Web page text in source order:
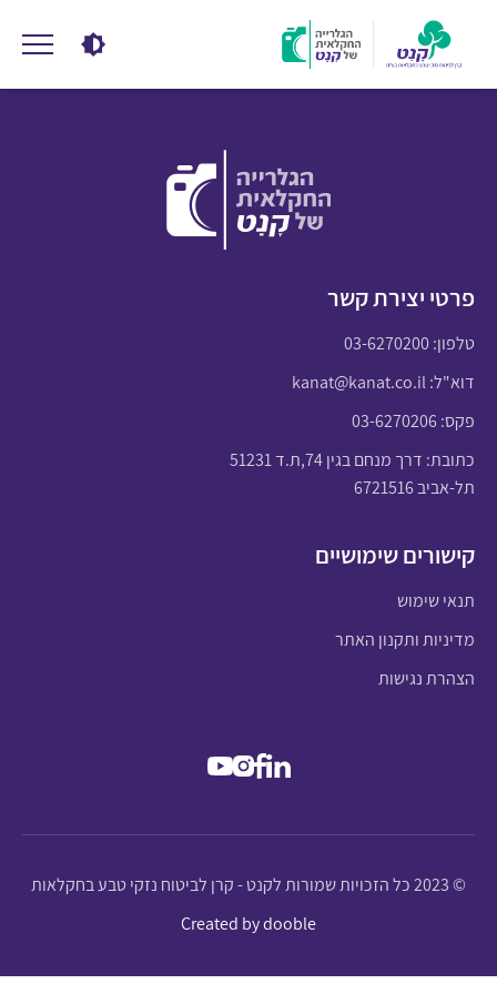
פרטי יצירת קשר
טלפון:03-6270200
דוא"ל:kanat@kanat.co.il
פקס: 03-6270206
כתובת: דרך מנחם בגין 74,ת.ד 51231
תל-אביב 6721516
קישורים שימושיים
תנאי שימוש
מדיניות ותקנון האתר
הצהרת נגישות
© 2023 כל הזכויות שמורות לקנט - קרן לביטוח נזקי טבע בחקלאות
Created by dooble